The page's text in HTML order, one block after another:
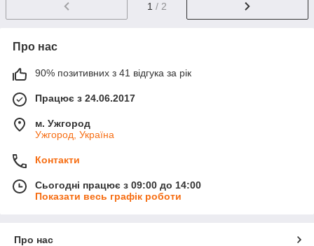
1 / 2
Про нас
90% позитивних з 41 відгука за рік
Працює з 24.06.2017
м. Ужгород
Ужгород, Україна
Контакти
Сьогодні працює з 09:00 до 14:00
Показати весь графік роботи
Про нас